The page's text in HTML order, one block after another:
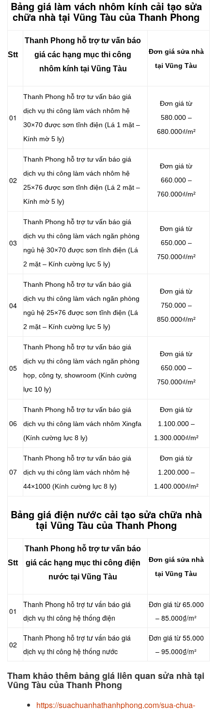
Bảng giá làm vách nhôm kính cải tạo sửa
chữa nhà tại Vũng Tàu của Thanh Phong
Stt
Thanh Phong hỗ trợ tư vấn báo
giá các hạng mục thi công
nhôm kính tại Vũng Tàu
Đơn giá sửa nhà
tại Vũng Tàu
01
Thanh Phong hỗ trợ tư vấn báo giá
dịch vụ thi công làm vách nhôm hệ
30×70 được sơn tĩnh điện (Lá 1 mặt –
Kính mờ 5 ly)
Đơn giá từ
580.000 –
680.000₫/m²
02
Thanh Phong hỗ trợ tư vấn báo giá
dịch vụ thi công làm vách nhôm hệ
25×76 được sơn tĩnh điện (Lá 2 mặt –
Kính mờ 5 ly)
Đơn giá từ
660.000 –
760.000₫/m²
03
Thanh Phong hỗ trợ tư vấn báo giá
dịch vụ thi công làm vách ngăn phòng
ngủ hệ 30×70 được sơn tĩnh điện (Lá
2 mặt – Kính cường lực 5 ly)
Đơn giá từ
650.000 –
750.000₫/m²
04
Thanh Phong hỗ trợ tư vấn báo giá
dịch vụ thi công làm vách ngăn phòng
ngủ hệ 25×76 được sơn tĩnh điện (Lá
2 mặt – Kính cường lực 5 ly)
Đơn giá từ
750.000 –
850.000₫/m²
05
Thanh Phong hỗ trợ tư vấn báo giá
dịch vụ thi công làm vách ngăn phòng
họp, công ty, showroom (Kính cường
lực 10 ly)
Đơn giá từ
650.000 –
750.000₫/m²
06
Thanh Phong hỗ trợ tư vấn báo giá
dịch vụ thi công làm vách nhôm Xingfa
(Kính cường lực 8 ly)
Đơn giá từ
1.100.000 –
1.300.000₫/m²
07
Thanh Phong hỗ trợ tư vấn báo giá
dịch vụ thi công làm vách nhôm hệ
44×1000 (Kính cường lực 8 ly)
Đơn giá từ
1.200.000 –
1.400.000₫/m²
Bảng giá điện nước cải tạo sửa chữa nhà
tại Vũng Tàu của Thanh Phong
Stt
Thanh Phong hỗ trợ tư vấn báo
giá các hạng mục thi công điện
nước tại Vũng Tàu
Đơn giá sửa nhà
tại Vũng Tàu
01
Thanh Phong hỗ trợ tư vấn báo giá
dịch vụ thi công hệ thống điện
Đơn giá từ 65.000
– 85.000₫/m²
02
Thanh Phong hỗ trợ tư vấn báo giá
dịch vụ thi công hệ thống nước
Đơn giá từ 55.000
– 95.000₫/m²
Tham khảo thêm bảng giá liên quan sửa nhà tại
Vũng Tàu của Thanh Phong
https://suachuanhathanhphong.com/sua-chua-